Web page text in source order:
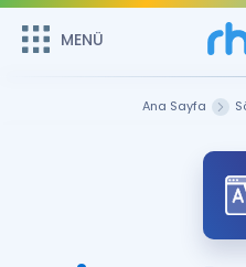
MENÜ
Sepetin
Remzi Hoca ile seni sınava
MENÜ
Ana Sayfa